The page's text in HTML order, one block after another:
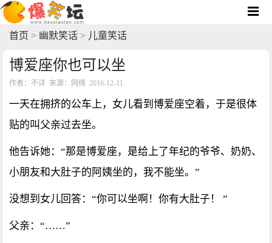
首页 > 幽默笑话 > 儿童笑话
博爱座你也可以坐
作者：不详 来源：网络 2016-12-11
一天在拥挤的公车上，女儿看到博爱座空着，于是很体
贴的叫父亲过去坐。
他告诉她：“那是博爱座，是给上了年纪的爷爷、奶奶、
小朋友和大肚子的阿姨坐的，我不能坐。”
没想到女儿回答：“你可以坐啊！你有大肚子！ ”
父亲：“……”